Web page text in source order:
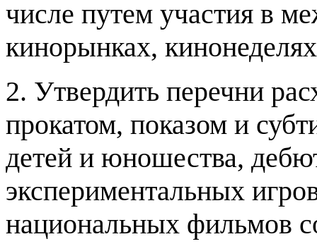
числе путем участия в
кинорынках,
2. Утвердить перечни
прокатом, показом и
детей и юношества,
экспериментальных
национальных фильмов